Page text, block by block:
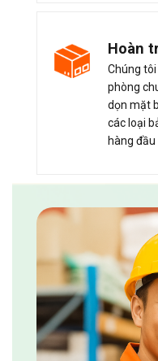
Hoàn
Chúng
phòng
dọn mặt
các loại
hàng đầu